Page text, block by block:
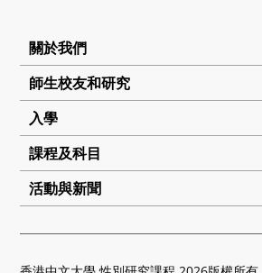
關於我們
師生校友和研究
入學
課程及科目
活動與新聞